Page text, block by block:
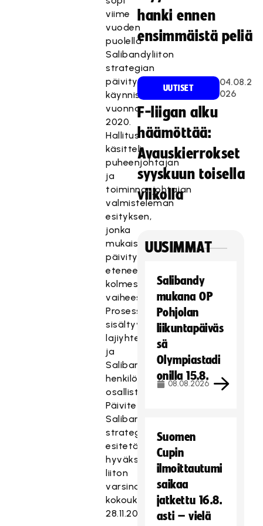
viime
vuoden
puolella
Salibandyliiton
strategian
päivitysprosessin
käynnistämisestä
vuonna
2020.
Hallitus
käsitteli
puheenjohtajan
ja
toiminnanjohtajan
valmisteleman
esityksen,
jonka
mukaisesti
päivitysprosessi
etenee
kolmessa
vaiheessa.
Prosessiin
sisältyy
lajiyhteisön
ja
Salibandyliiton
henkilökunnan
osallistaminen.
Päivitetty
Salibandyliiton
strategia
esitetään
hyväksyttäväksi
liiton
varsinaisessa
kokouksessa
28.11.2020.
hanki ennen
ensimmäistä peliä
UUTISET
04.08.2
026
F-liigan alku
häämöttää:
Avauskierrokset
syyskuun toisella
viikolla
UUSIMMAT
Salibandy
mukana OP
Pohjolan
liikuntapäiväs
sä
Olympiastadi
onilla 15.8.
08.08.2026
Suomen
Cupin
ilmoittautumi
saikaa
jatkettu 16.8.
asti – vielä